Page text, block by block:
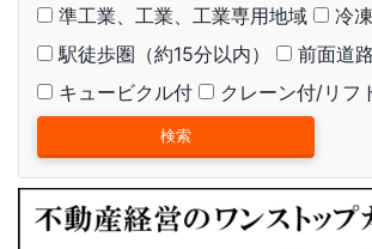
準工業、工業、工業専用地域
冷
駅徒歩圏（約15分以内）
前面道
キュービクル付
クレーン付/リフ